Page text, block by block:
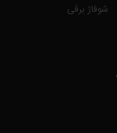
شوفاژ برقی